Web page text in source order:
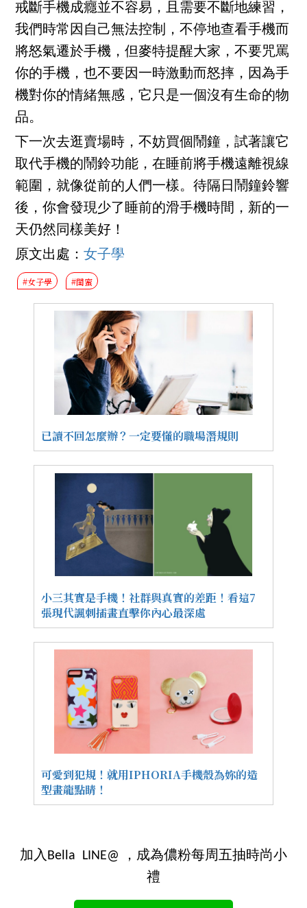
戒斷手機成癮並不容易，且需要不斷地練習，
我們時常因自己無法控制，不停地查看手機而
將怒氣遷於手機，但麥特提醒大家，不要咒罵
你的手機，也不要因一時激動而怒摔，因為手
機對你的情緒無感，它只是一個沒有生命的物
品。
下一次去逛賣場時，不妨買個鬧鐘，試著讓它
取代手機的鬧鈴功能，在睡前將手機遠離視線
範圍，就像從前的人們一樣。待隔日鬧鐘鈴響
後，你會發現少了睡前的滑手機時間，新的一
天仍然同樣美好！
原文出處：女子學
#女子學 #閨蜜
已讀不回怎麼辦？一定要懂的職場潛規則
小三其實是手機！社群與真實的差距！看這7
張現代諷刺插畫直擊你內心最深處
可愛到犯規！就用IPHORIA手機殼為妳的造
型畫龍點睛！
加入Bella LINE@ ，成為儂粉每周五抽時尚小
禮